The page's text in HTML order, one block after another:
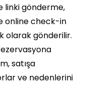
linki gönderme,
online check-in
olarak gönderilir.
satışa
ve nedenlerini